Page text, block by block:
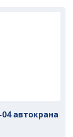
автокрана